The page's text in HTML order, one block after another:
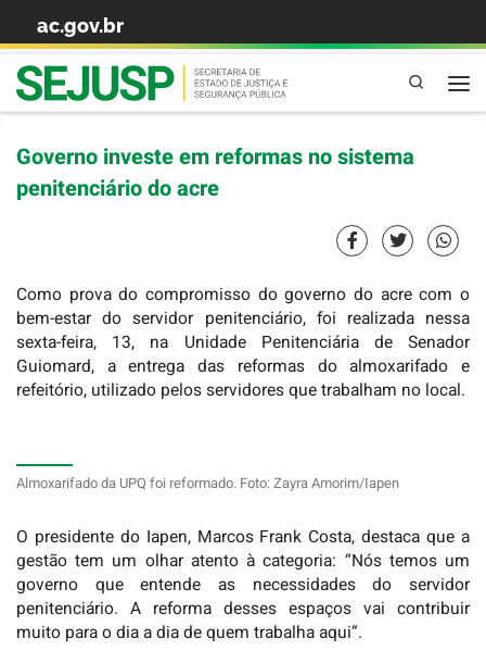
Skip to content
ac.gov.br
Pesquisa
Governo investe em reformas no sistema
penitenciário do acre
Como prova do compromisso do governo do acre com o
bem-estar do servidor penitenciário, foi realizada nessa
sexta-feira, 13, na Unidade Penitenciária de Senador
Guiomard, a entrega das reformas do almoxarifado e
refeitório, utilizado pelos servidores que trabalham no local.
Almoxarifado da UPQ foi reformado. Foto: Zayra Amorim/Iapen
O presidente do Iapen, Marcos Frank Costa, destaca que a
gestão tem um olhar atento à categoria: “Nós temos um
governo que entende as necessidades do servidor
penitenciário. A reforma desses espaços vai contribuir
muito para o dia a dia de quem trabalha aqui”.